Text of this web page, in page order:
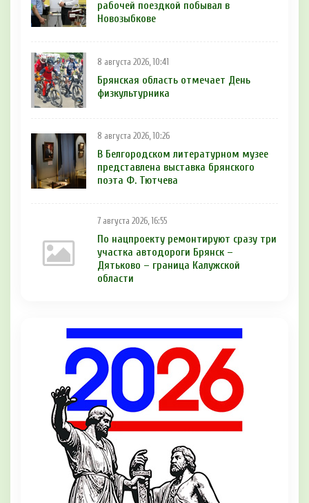
рабочей поездкой побывал в
Новозыбкове
8 августа 2026, 10:41
Брянская область отмечает День
физкультурника
8 августа 2026, 10:26
В Белгородском литературном музее
представлена выставка брянского
поэта Ф. Тютчева
7 августа 2026, 16:55
По нацпроекту ремонтируют сразу три
участка автодороги Брянск –
Дятьково – граница Калужской
области